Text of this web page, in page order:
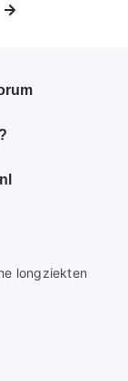
Volgende
longziekten